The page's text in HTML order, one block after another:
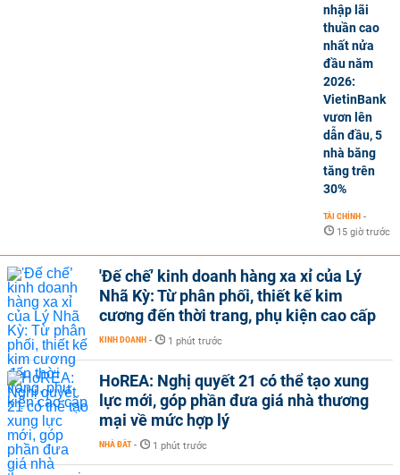
nhập lãi
thuần cao
nhất nửa
đầu năm
2026:
VietinBank
vươn lên
dẫn đầu, 5
nhà băng
tăng trên
30%
TÀI CHÍNH -
15 giờ trước
'Đế chế’ kinh doanh hàng xa xỉ của Lý
Nhã Kỳ: Từ phân phối, thiết kế kim
cương đến thời trang, phụ kiện cao cấp
KINH DOANH - 1 phút trước
HoREA: Nghị quyết 21 có thể tạo xung
lực mới, góp phần đưa giá nhà thương
mại về mức hợp lý
NHÀ ĐẤT - 1 phút trước